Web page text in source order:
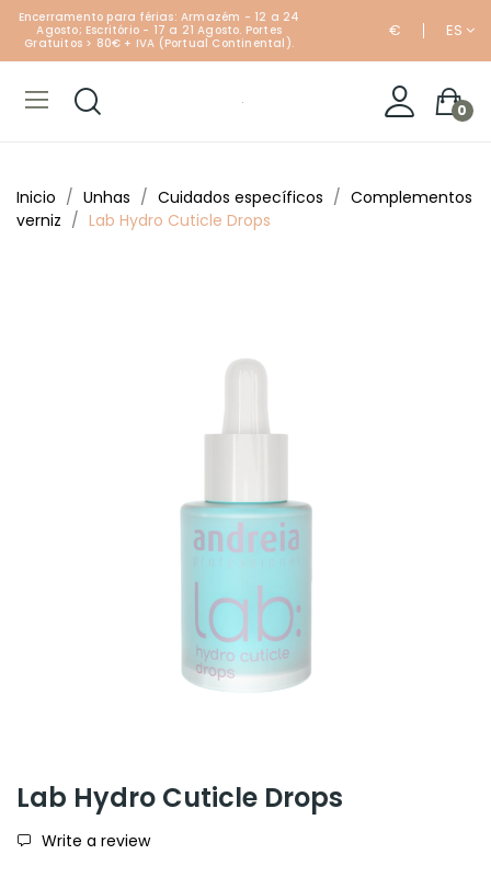
Encerramento para férias: Armazém - 12 a 24
Agosto; Escritório - 17 a 21 Agosto. Portes
Gratuitos > 80€ + IVA (Portual Continental).
€ ES
0
Inicio Unhas Cuidados específicos
Complementos
verniz
Lab Hydro Cuticle Drops
Lab Hydro Cuticle Drops
Write a review